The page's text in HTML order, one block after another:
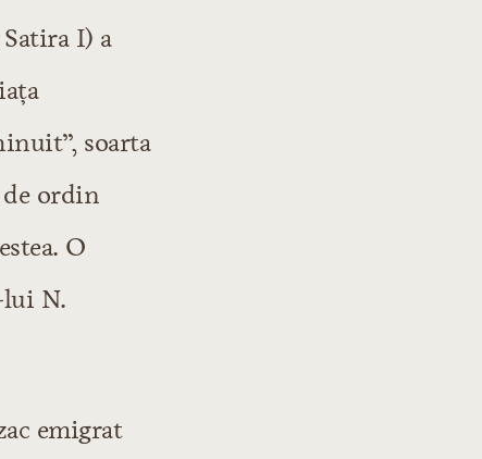
I) a
soarta
de ordin
O
lui N.
emigrat